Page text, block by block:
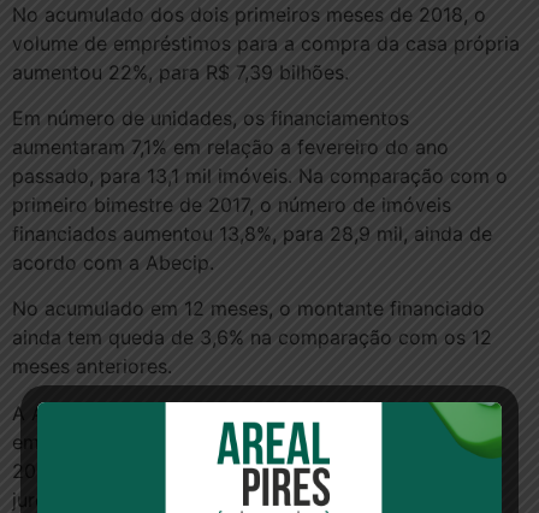
No acumulado dos dois primeiros meses de 2018, o
volume de empréstimos para a compra da casa própria
aumentou 22%, para R$ 7,39 bilhões.
Em número de unidades, os financiamentos
aumentaram 7,1% em relação a fevereiro do ano
passado, para 13,1 mil imóveis. Na comparação com o
primeiro bimestre de 2017, o número de imóveis
financiados aumentou 13,8%, para 28,9 mil, ainda de
acordo com a Abecip.
No acumulado em 12 meses, o montante financiado
ainda tem queda de 3,6% na comparação com os 12
meses anteriores.
A Abecip prevê expansão do crédito ao redor de 10%
em 2018, para R$ 48 bilhões (ante R$ 43 bilhões em
2017), após 3 anos seguidos de queda, apoiada por
juros menores e pela recuperação da economia